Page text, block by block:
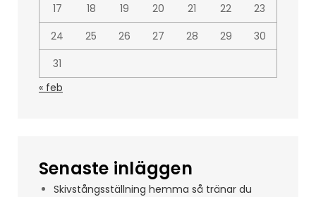
17
18 19 20 21 22
23
24
25 26 27 28 29
30
31
« feb
Senaste inläggen
Skivstångsställning hemma så tränar du